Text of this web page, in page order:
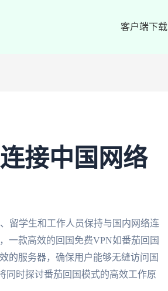
客户端下载
接中国网络
留学生和工作人员保持与国内网络连
一款高效的回国免费VPN如番茄回国
的服务器，确保用户能够无缝访问国
同时探讨番茄回国模式的高效工作原